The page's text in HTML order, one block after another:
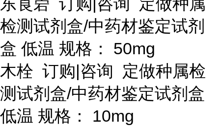
检测试剂盒/中药材鉴定试剂
盒 低温 规格： 50mg
木栓 订购|咨询 定做种属检
测试剂盒/中药材鉴定试剂盒
低温 规格： 10mg